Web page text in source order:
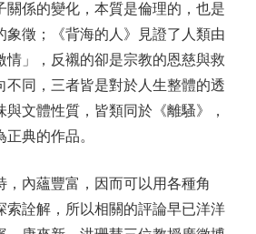
關係的變化，本質是倫理的，也是
象徵；《背海的人》見證了人類由
情」，反襯的卻是宗教的恩慈與救
不同，三者皆是對於人生整體的透
文體性質，皆類同於《離騷》，
典的作品。
，內蘊豐富，因而可以用各種角
索詮解，所以相關的評論早已洋洋